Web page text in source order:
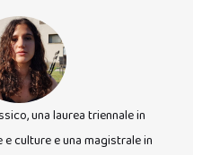
una laurea triennale in
e culture e una magistrale in